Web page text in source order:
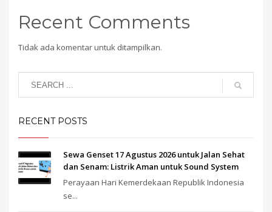
Recent Comments
Tidak ada komentar untuk ditampilkan.
RECENT POSTS
Sewa Genset 17 Agustus 2026 untuk Jalan Sehat
dan Senam: Listrik Aman untuk Sound System
Perayaan Hari Kemerdekaan Republik Indonesia
se...